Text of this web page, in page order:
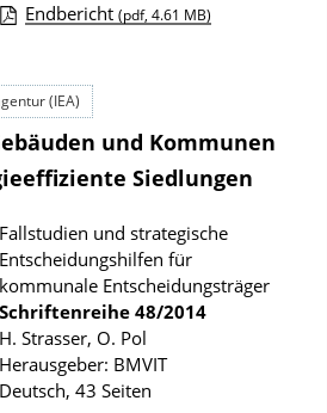
r
u
l
i
k
a
t
i
o
n
w
n
l
a
d
s
z
u
Endbericht (pdf, 4.61 MB)
(IEA)
und Kommunen
Siedlungen
Fallstudien und strategische
Entscheidungshilfen für
kommunale Entscheidungsträger
Schriftenreihe 48/2014
H. Strasser, O. Pol
Herausgeber: BMVIT
Deutsch, 43 Seiten